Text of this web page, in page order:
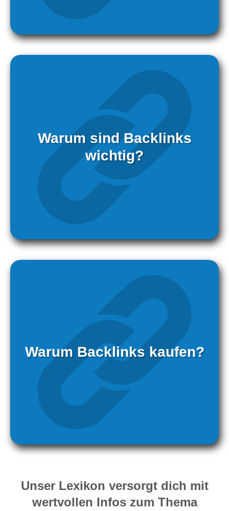
Warum sind Backlinks
wichtig?
Warum Backlinks kaufen?
Unser Lexikon versorgt dich mit
wertvollen Infos zum Thema